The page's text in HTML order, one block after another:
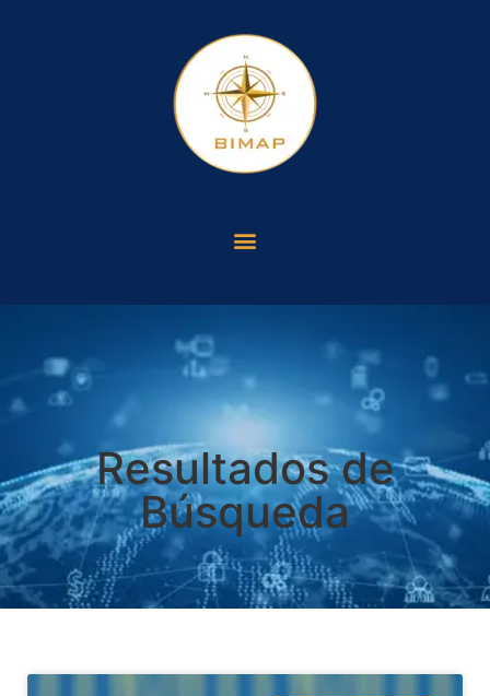
Resultados de
Búsqueda